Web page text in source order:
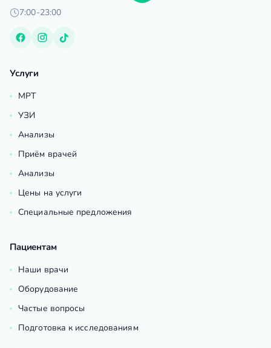
7:00-23:00
Услуги
МРТ
УЗИ
Анализы
Приём врачей
Анализы
Цены на услуги
Специальные предложения
Пациентам
Наши врачи
Оборудование
Частые вопросы
Подготовка к исследованиям